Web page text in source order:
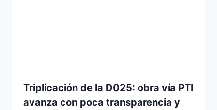
Triplicación de la D025: obra vía PTI
avanza con poca transparencia y